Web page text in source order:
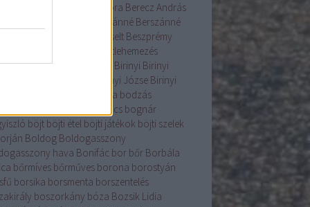
Bereczné Lázár Nóra Berecz András
Berszánné Berszánné
berzselt Beszprémy
betlehemezés
kiállítás
Birinyi Birinyi
Birinyi Józse Birinyi
bodza bodzás
bogáncs bognár
böjt böjti étel böjti játékok böjti szelek
Boldog Boldogasszony
hava Bonifác bor bőr Borbála
bőrmíves bőrműves borona borostyán
borsika borsmenta borszentelés
boszorkány bóza Bozsik Lidia